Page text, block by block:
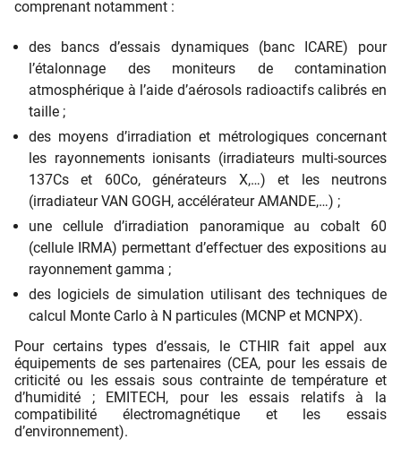
comprenant notamment :
des bancs d’essais dynamiques (banc ICARE) pour
l’étalonnage des moniteurs de contamination
atmosphérique à l’aide d’aérosols radioactifs calibrés en
taille ;
des moyens d’irradiation et métrologiques concernant
les rayonnements ionisants (irradiateurs multi-sources
137Cs et 60Co, générateurs X,…) et les neutrons
(irradiateur VAN GOGH, accélérateur AMANDE,…) ;
une cellule d’irradiation panoramique au cobalt 60
(cellule IRMA) permettant d’effectuer des expositions au
rayonnement gamma ;
des logiciels de simulation utilisant des techniques de
calcul Monte Carlo à N particules (MCNP et MCNPX).
Pour certains types d’essais, le CTHIR fait appel aux
équipements de ses partenaires (CEA, pour les essais de
criticité ou les essais sous contrainte de température et
d’humidité ; EMITECH, pour les essais relatifs à la
compatibilité électromagnétique et les essais
d’environnement).